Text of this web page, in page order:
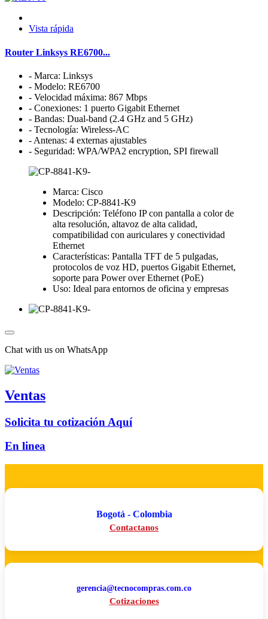
Vista rápida
Router Linksys RE6700...
- Marca: Linksys
- Modelo: RE6700
- Velocidad máxima: 867 Mbps
- Conexiones: 1 puerto Gigabit Ethernet
- Bandas: Dual-band (2.4 GHz and 5 GHz)
- Tecnología: Wireless-AC
- Antenas: 4 externas ajustables
- Seguridad: WPA/WPA2 encryption, SPI firewall
Marca: Cisco
Modelo: CP-8841-K9
Descripción: Teléfono IP con pantalla a color de
alta resolución, altavoz de alta calidad,
compatibilidad con auriculares y conectividad
Ethernet
Características: Pantalla TFT de 5 pulgadas,
protocolos de voz HD, puertos Gigabit Ethernet,
soporte para Power over Ethernet (PoE)
Uso: Ideal para entornos de oficina y empresas
Chat with us on WhatsApp
Ventas
Solicita tu cotización Aquí
En linea
Bogotá - Colombia
Contactanos
gerencia@tecnocompras.com.co
Cotizaciones